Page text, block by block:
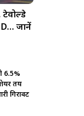
टेवोल्डे
जानें
6.5%
शेयर तय
गिरावट